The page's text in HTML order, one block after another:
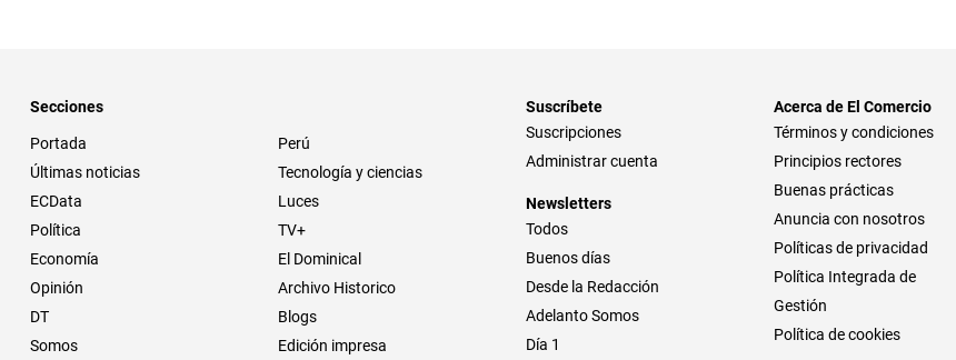
Secciones
Portada
Últimas noticias
ECData
Política
Economía
Opinión
DT
Somos
Perú
Tecnología y ciencias
Luces
TV+
El Dominical
Archivo Historico
Blogs
Edición impresa
Suscríbete
Suscripciones
Administrar cuenta
Newsletters
Todos
Buenos días
Desde la Redacción
Adelanto Somos
Día 1
Acerca de El Comercio
Términos y condiciones
Principios rectores
Buenas prácticas
Anuncia con nosotros
Políticas de privacidad
Política Integrada de
Gestión
Política de cookies